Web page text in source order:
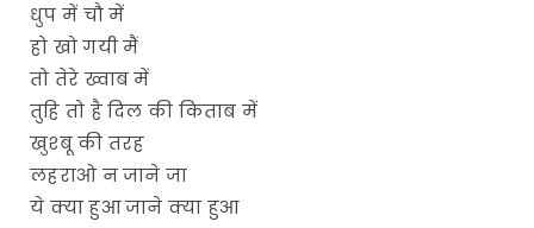
धुप में चौ में
हो खो गयी मैं
तो तेरे ख्वाब में
तुहि तो है दिल की किताब में
खुश्बू की तरह
लहराओ न जाने जा
ये क्या हुआ जाने क्या हुआ